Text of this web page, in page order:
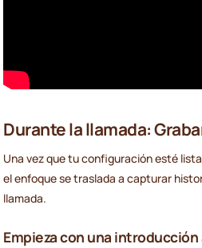
Durante la llamada:
Una vez que tu configuración esté
el enfoque se traslada a capturar
llamada.
Empieza con una